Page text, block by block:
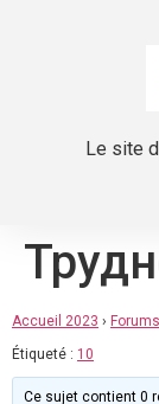
Le site
Accueil 2023 › Forums
Étiqueté : 10
Ce sujet contient 0